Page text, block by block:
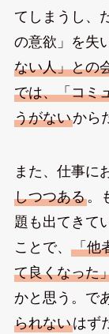
てしまうし、
の意欲」を失
ない人」との
では、「コミ
うがないから
また、仕事に
しつつある。
題も出てきて
ことで、 「他
て良くなった
かと思う。で
られないはず